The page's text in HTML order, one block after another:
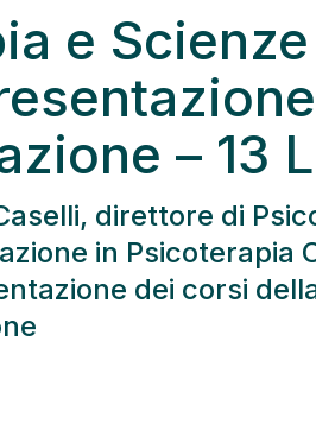
e
– 13
direttore di
in Psicoterapia
dei corsi